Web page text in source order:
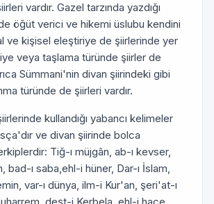
vardır. Gazel tarzında yazdığı
öğüt verici ve hikemi üslubu kendini
ve kişisel eleştiriye de şiirlerinde yer
veya taşlama türünde şiirler de
Sümmani'nin divan şiirindeki gibi
türünde de şiirleri vardır.
kullandığı yabancı kelimeler
ve divan şiirinde bolca
Tiğ-ı müjgân, ab-ı kevser,
bad-ı saba,ehl-i hüner, Dar-ı İslam,
var-ı dünya, ilm-i Kur'an, şeri'at-ı